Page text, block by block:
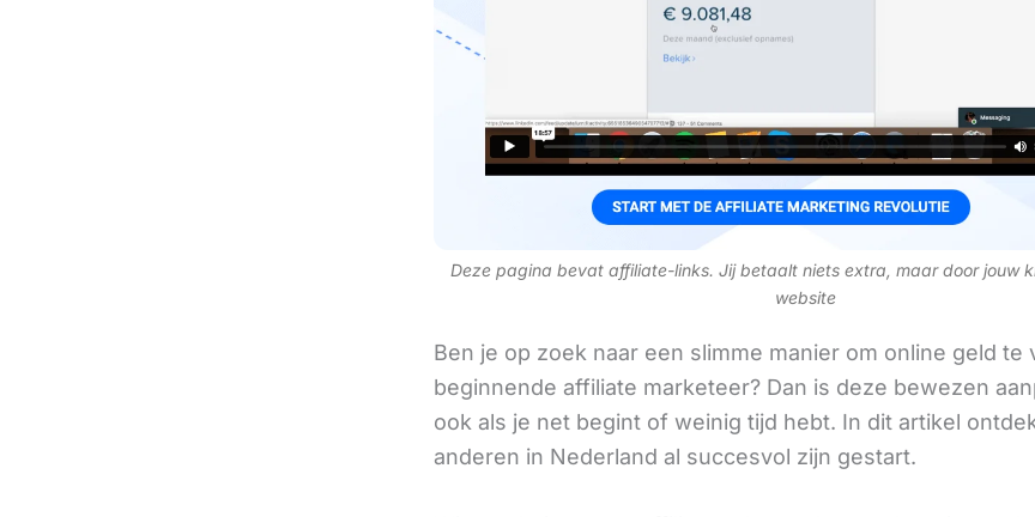
Deze pagina bevat affiliate-links. Jij betaalt niets extra, maar door jouw
website
Ben je op zoek naar een slimme manier om online geld te
beginnende affiliate marketeer? Dan is deze bewezen
ook als je net begint of weinig tijd hebt. In dit artikel
anderen in Nederland al succesvol zijn gestart.